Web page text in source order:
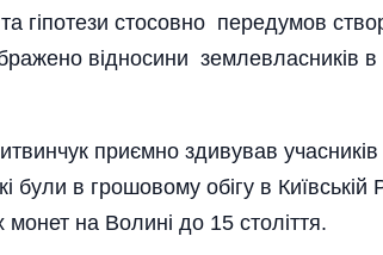
гіпотези стосовно передумов
відносини землевласників в
приємно здивував
були в грошовому обігу в Київській
на Волині до 15 століття.